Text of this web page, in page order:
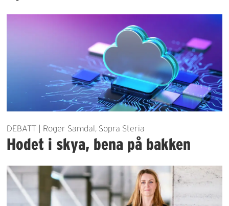
DEBATT | Roger Samdal, Sopra Steria
Hodet i skya, bena på bakken